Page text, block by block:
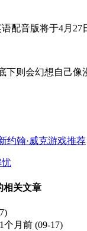
配音版将于4月27
则会幻想自己
约翰·威克游戏推荐
忧
相关文章
个月前 (09-17)